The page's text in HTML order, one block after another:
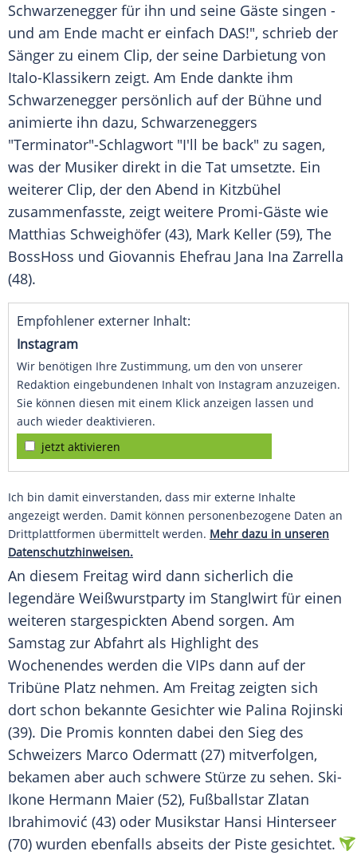
Schwarzenegger für ihn und seine Gäste singen -
und am Ende macht er einfach DAS!", schrieb der
Sänger zu einem Clip, der seine Darbietung von
Italo-Klassikern zeigt. Am Ende dankte ihm
Schwarzenegger persönlich auf der Bühne und
animierte ihn dazu, Schwarzeneggers
"Terminator"-Schlagwort "I'll be back" zu sagen,
was der Musiker direkt in die Tat umsetzte. Ein
weiterer Clip, der den Abend in Kitzbühel
zusammenfasste, zeigt weitere Promi-Gäste wie
Matthias Schweighöfer (43), Mark Keller (59), The
BossHoss und Giovannis Ehefrau Jana Ina Zarrella
(48).
Empfohlener externer Inhalt:
Instagram
Wir benötigen Ihre Zustimmung, um den von unserer
Redaktion eingebundenen Inhalt von Instagram anzuzeigen.
Sie können diesen mit einem Klick anzeigen lassen und
auch wieder deaktivieren.
jetzt aktivieren
Ich bin damit einverstanden, dass mir externe Inhalte
angezeigt werden. Damit können personenbezogene Daten an
Drittplattformen übermittelt werden. Mehr dazu in unseren
Datenschutzhinweisen.
An diesem Freitag wird dann sicherlich die
legendäre Weißwurstparty im Stanglwirt für einen
weiteren stargespickten Abend sorgen. Am
Samstag zur Abfahrt als Highlight des
Wochenendes werden die VIPs dann auf der
Tribüne Platz nehmen. Am Freitag zeigten sich
dort schon bekannte Gesichter wie Palina Rojinski
(39). Die Promis konnten dabei den Sieg des
Schweizers Marco Odermatt (27) mitverfolgen,
bekamen aber auch schwere Stürze zu sehen. Ski-
Ikone Hermann Maier (52), Fußballstar Zlatan
Ibrahimović (43) oder Musikstar Hansi Hinterseer
(70) wurden ebenfalls abseits der Piste gesichtet.